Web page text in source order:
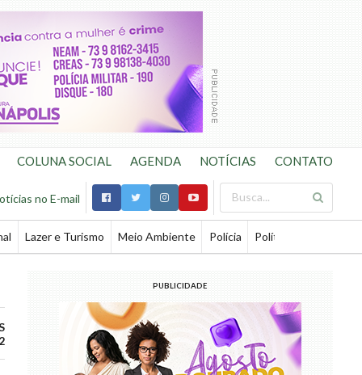
COLUNA SOCIAL AGENDA NOTÍCIAS CONTATO
no E-mail
Lazer e Turismo Meio Ambiente Polícia Política
PUBLICIDADE